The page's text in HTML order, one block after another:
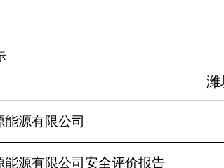
潍
能源有限公司
能源有限公司安全评价报告